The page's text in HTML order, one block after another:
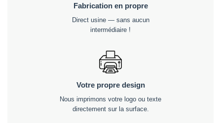
Fabrication en propre
Direct usine — sans aucun
intermédiaire !
Votre propre design
Nous imprimons votre logo ou texte
directement sur la surface.